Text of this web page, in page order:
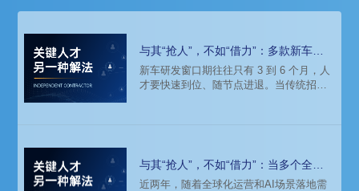
与其“抢人”，不如“借力”：多款新车并
行开发，头部车企如何补齐关键人才？
新车研发窗口期往往只有 3 到 6 个月，人
才要快速到位、随节点进退。当传统招聘
与其“抢人”，不如“借力”：当多个全球
SAP项目同时启动，她这样破局
近两年，随着全球化运营和AI场景落地需